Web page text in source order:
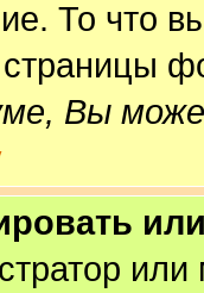
То что
страницы
Вы